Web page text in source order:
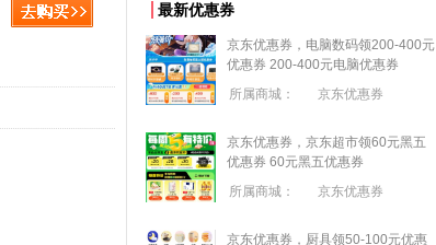
最新优惠券
京东优惠券，电脑数码领200-400元
优惠券 200-400元电脑优惠券
所属商城：
京东优惠券
京东优惠券，京东超市领60元黑五
优惠券 60元黑五优惠券
所属商城：
京东优惠券
京东优惠券，厨具领50-100元优惠